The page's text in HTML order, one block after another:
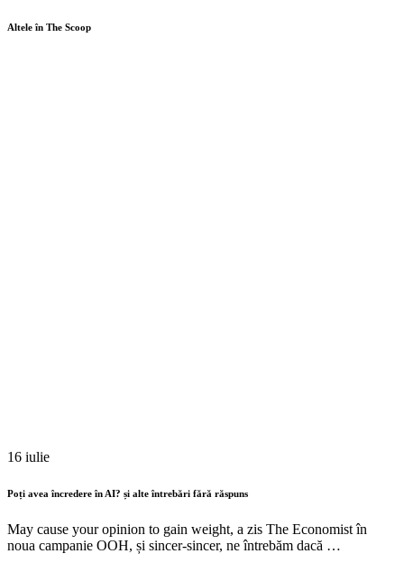
Altele în The Scoop
16 iulie
Poți avea încredere în AI? și alte întrebări fără răspuns
May cause your opinion to gain weight, a zis The Economist în
noua campanie OOH, și sincer-sincer, ne întrebăm dacă …